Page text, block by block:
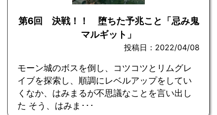
第6回 決戦！！ 堕ちた予兆こと「忌み鬼
マルギット」
投稿日：2022/04/08
モーン城のボスを倒し、コツコツとリムグレ
イブを探索し、順調にレベルアップをしてい
くなか、はみまるが不思議なことを言い出し
た そう、はみま･･･